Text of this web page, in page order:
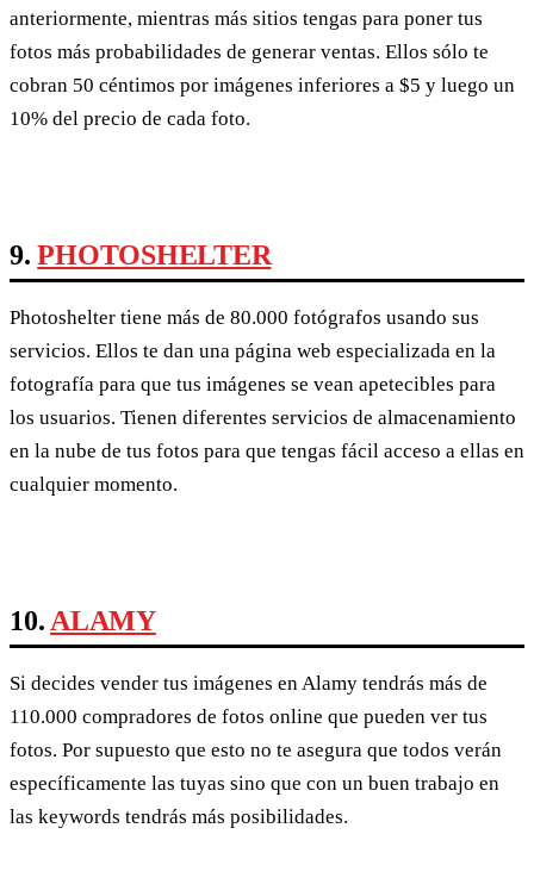
anteriormente, mientras más sitios tengas para poner tus
fotos más probabilidades de generar ventas. Ellos sólo te
cobran 50 céntimos por imágenes inferiores a $5 y luego un
10% del precio de cada foto.
9.PHOTOSHELTER
Photoshelter tiene más de 80.000 fotógrafos usando sus
servicios. Ellos te dan una página web especializada en la
fotografía para que tus imágenes se vean apetecibles para
los usuarios. Tienen diferentes servicios de almacenamiento
en la nube de tus fotos para que tengas fácil acceso a ellas en
cualquier momento.
10. ALAMY
Si decides vender tus imágenes en Alamy tendrás más de
110.000 compradores de fotos online que pueden ver tus
fotos. Por supuesto que esto no te asegura que todos verán
específicamente las tuyas sino que con un buen trabajo en
las keywords tendrás más posibilidades.